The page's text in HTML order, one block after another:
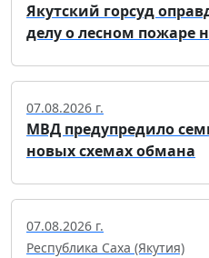
Якутский горсуд
делу о лесном пожаре
07.08.2026 г.
МВД предупредило
новых схемах обмана
07.08.2026 г.
Республика Саха (Якутия)